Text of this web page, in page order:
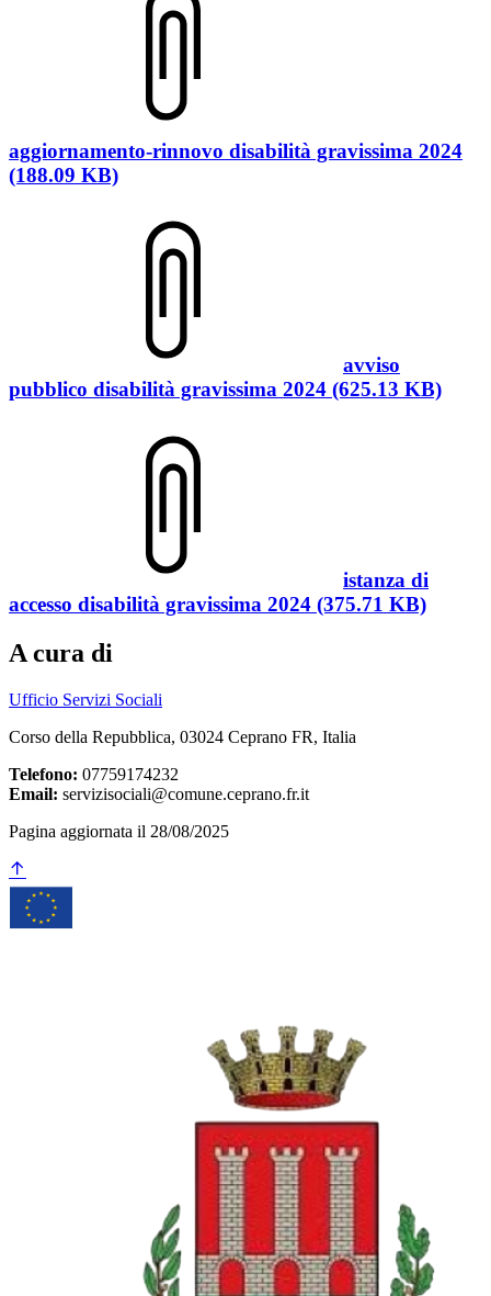
aggiornamento-rinnovo disabilità gravissima 2024
(188.09 KB)
avviso
pubblico disabilità gravissima 2024 (625.13 KB)
istanza di
accesso disabilità gravissima 2024 (375.71 KB)
A cura di
Ufficio Servizi Sociali
Corso della Repubblica, 03024 Ceprano FR, Italia
Telefono: 07759174232
Email: servizisociali@comune.ceprano.fr.it
Pagina aggiornata il 28/08/2025